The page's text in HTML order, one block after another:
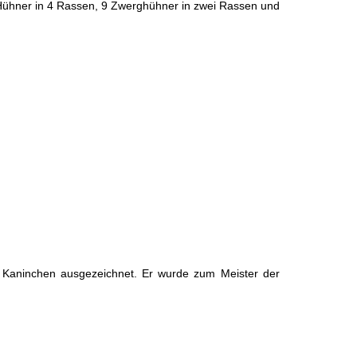
in 4 Rassen, 9 Zwerghühner in zwei Rassen und
ausgezeichnet. Er wurde zum Meister der